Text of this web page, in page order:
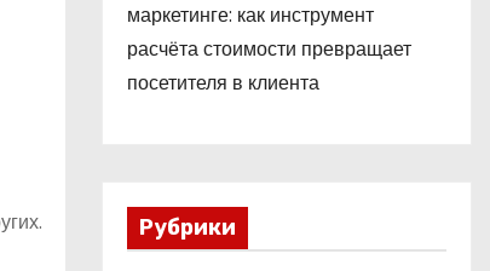
маркетинге: как инструмент
расчёта стоимости превращает
посетителя в клиента
Рубрики